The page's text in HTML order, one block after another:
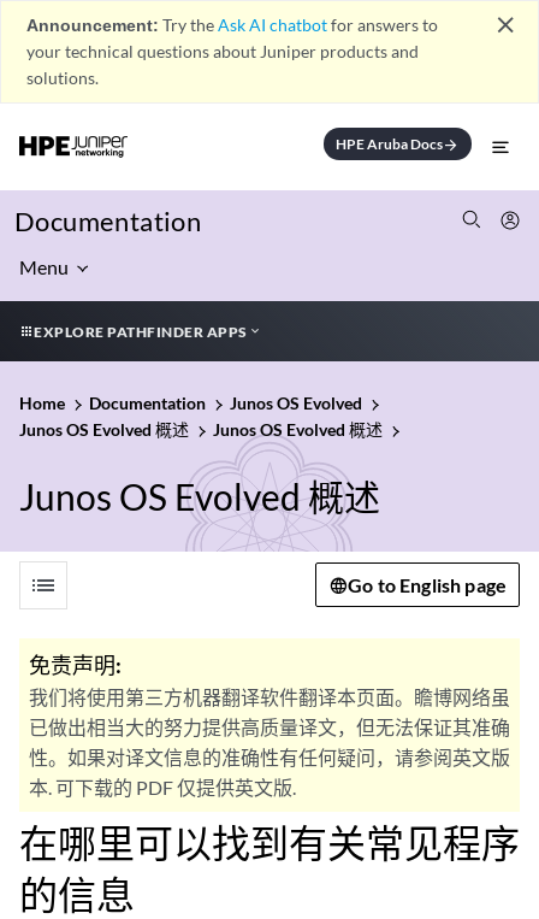
Announcement: Try theAsk AI chatbotfor answers to
your technical questions about Juniper products and
solutions.
close
HPE Aruba Docsarrow_forward
Documentation
Menu
EXPLORE PATHFINDER APPS
Home Documentation
Junos OS Evolved
Junos OS Evolved 概述
Junos OS Evolved 概述
Junos OS Evolved 概述
list Go to English page
免责声明:
我们将使用第三方机器翻译软件翻译本页面。瞻博网络虽
已做出相当大的努力提供高质量译文，但无法保证其准确
性。如果对译文信息的准确性有任何疑问，请参阅英文版
本. 可下载的 PDF 仅提供英文版.
在哪里可以找到有关常见程序
的信息